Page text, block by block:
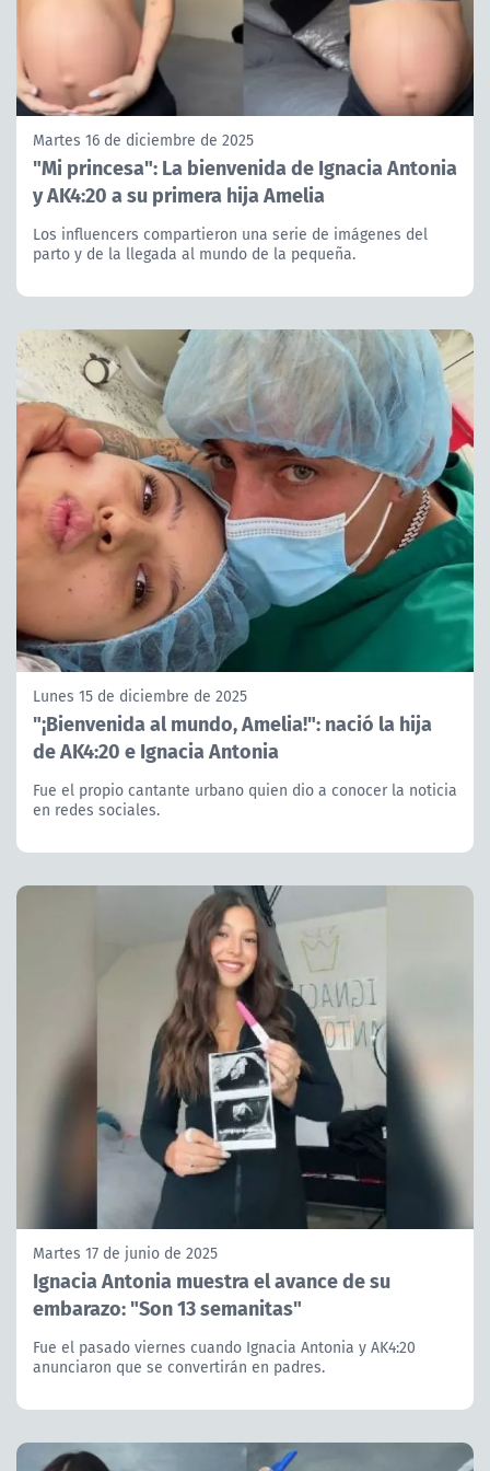
Martes 16 de diciembre de 2025
"Mi princesa": La bienvenida de Ignacia Antonia
y AK4:20 a su primera hija Amelia
Los influencers compartieron una serie de imágenes del
parto y de la llegada al mundo de la pequeña.
Lunes 15 de diciembre de 2025
"¡Bienvenida al mundo, Amelia!": nació la hija
de AK4:20 e Ignacia Antonia
Fue el propio cantante urbano quien dio a conocer la noticia
en redes sociales.
Martes 17 de junio de 2025
Ignacia Antonia muestra el avance de su
embarazo: "Son 13 semanitas"
Fue el pasado viernes cuando Ignacia Antonia y AK4:20
anunciaron que se convertirán en padres.